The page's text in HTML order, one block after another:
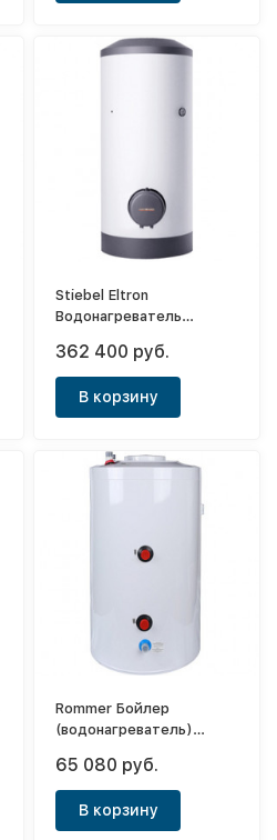
Stiebel Eltron
Водонагреватель
SHW 300 S
362 400 руб.
В корзину
Rommer Бойлер
(водонагреватель)
нагрева 150 л.
(напольный) ТЭН 3 кВт
65 080 руб.
В корзину